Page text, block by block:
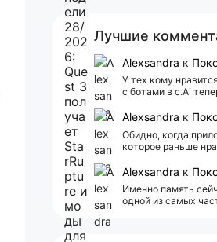
Лучшие
Alexsandra к Покойся с миром,
У тех кому
с ботами в c.Ai
АААААА 😁 ХВАТИТ
Alexsandra к Покойся с миром,
Обидно, когда
которое раньше
реклама 😢
Alexsandra к Покойся с миром,
Именно память
одной из самых